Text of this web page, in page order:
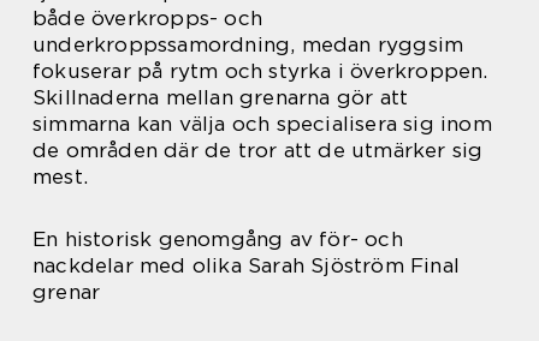
både överkropps- och
underkroppssamordning, medan ryggsim
fokuserar på rytm och styrka i överkroppen.
Skillnaderna mellan grenarna gör att
simmarna kan välja och specialisera sig inom
de områden där de tror att de utmärker sig
mest.
En historisk genomgång av för- och
nackdelar med olika Sarah Sjöström Final
grenar